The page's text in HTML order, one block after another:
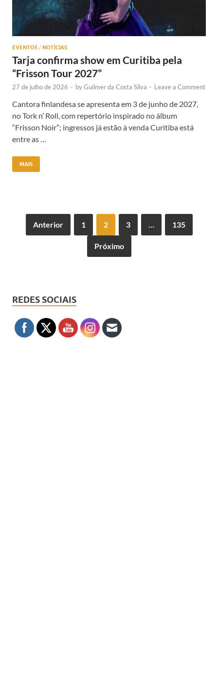
EVENTOS / NOTÍCIAS
Tarja confirma show em Curitiba pela
“Frisson Tour 2027”
27 de julho de 2026 - byGuilmer da Costa Silva - Leave a Comment
Cantora finlandesa se apresenta em 3 de junho de 2027,
no Tork n’ Roll, com repertório inspirado no álbum
“Frisson Noir”; ingressos já estão à venda Curitiba está
entre as …
MAIS
Anterior 1 2 3 … 135
Próximo
REDES SOCIAIS